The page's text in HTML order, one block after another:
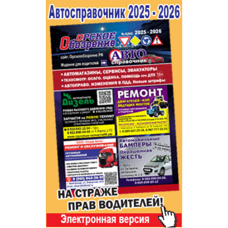
Строительство и ремонт
Авто и мото
Рестораны, кафе, бары
Развлечения и отдых
Спорт Фитнес
Недвижимость
Красота Косметология
Телекоммуникации и связь
Торговля
Бизнес и финансы
Юристы, Экспертиза, Страхование
Ремонт
Социальные организации
Это интересно
Администрация
Популярное →
Строительство и ремонт